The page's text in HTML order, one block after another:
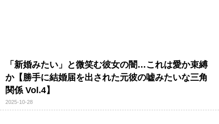
「新婚みたい」と微笑む彼女の闇…これは愛か束縛
か【勝手に結婚届を出された元彼の嘘みたいな三角
関係 Vol.4】
2025-10-28